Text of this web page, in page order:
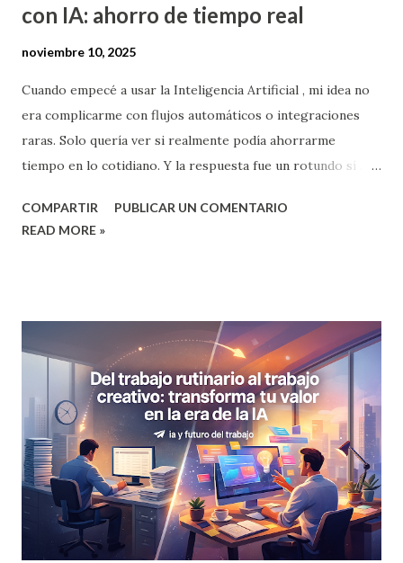
con IA: ahorro de tiempo real
noviembre 10, 2025
Cuando empecé a usar la Inteligencia Artificial , mi idea no
era complicarme con flujos automáticos o integraciones
raras. Solo quería ver si realmente podía ahorrarme
tiempo en lo cotidiano. Y la respuesta fue un rotundo sí .
encima las tareas que más te desgastan . Estas son las cinco
inicial , revisar estilo y sugerir mejoras. No lo publico tal
cual, pero me permite empezar en 10 minutos lo que antes
tardaba una tarde . Ahorro estimado: 40-80% del tiempo de
redacción. 2. Organización de tareas y recordatorios
Usando herramientas como Notion o Google Sheets
combinadas con IA (a través de complementos o prompts),
puedo generar listas automáticas de tareas semanales ,
priorizadas según lo que escr...
COMPARTIR
PUBLICAR UN COMENTARIO
READ MORE »